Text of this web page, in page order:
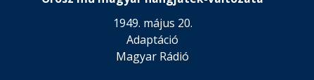
1949. május 20.
Adaptáció
Magyar Rádió